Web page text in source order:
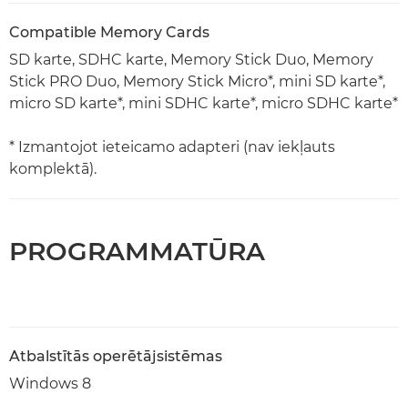
Compatible Memory Cards
SD karte, SDHC karte, Memory Stick Duo, Memory
Stick PRO Duo, Memory Stick Micro*, mini SD karte*,
micro SD karte*, mini SDHC karte*, micro SDHC karte*
* Izmantojot ieteicamo adapteri (nav iekļauts
komplektā).
PROGRAMMATŪRA
Atbalstītās operētājsistēmas
Windows 8